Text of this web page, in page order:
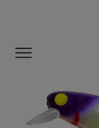
Abborrfemman